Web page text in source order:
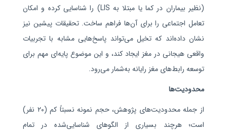
(نظیر بیماران در کما یا مبتلا به LIS) را شناسایی کرده و امکان
تعامل اجتماعی را برای آن‌ها فراهم ساخت. تحقیقات پیشین نیز
نشان داده‌اند که تخیل می‌تواند پاسخ‌هایی مشابه با تجربیات
واقعی هیجانی در مغز ایجاد کند، و این موضوع پایه‌ای مهم برای
توسعه رابط‌های مغز رایانه به‌شمار می‌رود.
محدودیت‌ها
از جمله محدودیت‌های پژوهش، حجم نمونه نسبتاً کم (۲۰ نفر)
است؛ هرچند بسیاری از الگوهای شناسایی‌شده در تمام